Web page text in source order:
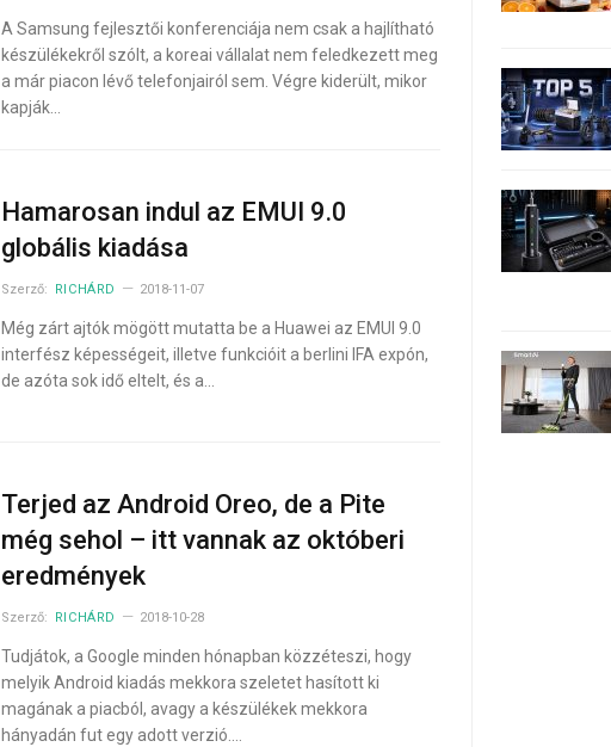
A Samsung fejlesztői konferenciája nem csak a hajlítható
készülékekről szólt, a koreai vállalat nem feledkezett meg
a már piacon lévő telefonjairól sem. Végre kiderült, mikor
kapják…
Hamarosan indul az EMUI 9.0
globális kiadása
Szerző: RICHÁRD 2018-11-07
Még zárt ajtók mögött mutatta be a Huawei az EMUI 9.0
interfész képességeit, illetve funkcióit a berlini IFA expón,
de azóta sok idő eltelt, és a…
Terjed az Android Oreo, de a Pite
még sehol – itt vannak az októberi
eredmények
Szerző: RICHÁRD 2018-10-28
Tudjátok, a Google minden hónapban közzéteszi, hogy
melyik Android kiadás mekkora szeletet hasított ki
magának a piacból, avagy a készülékek mekkora
hányadán fut egy adott verzió.…